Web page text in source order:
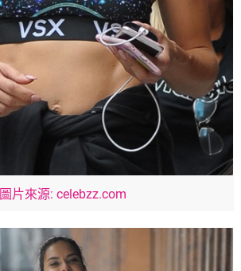
圖片來源: celebzz.com